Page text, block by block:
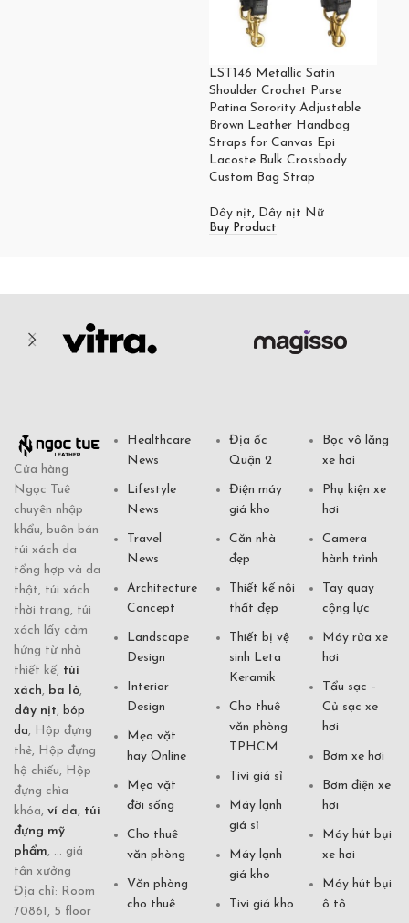
LST146 Metallic Satin
Shoulder Crochet Purse
Patina Sorority Adjustable
Brown Leather Handbag
Straps for Canvas Epi
Lacoste Bulk Crossbody
Custom Bag Strap
Dây nịt, Dây nịt Nữ
Buy Product
Cửa hàng
Ngọc Tuê
chuyên nhập
khẩu, buôn bán
túi xách da
tổng hợp và da
thật, túi xách
thời trang, túi
xách lấy cảm
hứng từ nhà
thiết kế, túi
xách, ba lô,
dây nịt, bóp
da, Hộp đựng
thẻ, Hộp đựng
hộ chiếu, Hộp
đựng chìa
khóa, ví da, túi
đựng mỹ
phẩm, ... giá
tận xưởng
Địa chỉ: Room
70861, 5 floor
Healthcare
News
Lifestyle
News
Travel
News
Architecture
Concept
Landscape
Design
Interior
Design
Mẹo vặt
hay Online
Mẹo vặt
đời sống
Cho thuê
văn phòng
Văn phòng
cho thuê
Địa ốc
Quận 2
Điện máy
giá kho
Căn nhà
đẹp
Thiết kế nội
thất đẹp
Thiết bị vệ
sinh Leta
Keramik
Cho thuê
văn phòng
TPHCM
Tivi giá sỉ
Máy lạnh
giá sỉ
Máy lạnh
giá kho
Tivi giá kho
Bọc vô lăng
xe hơi
Phụ kiện xe
hơi
Camera
hành trình
Tay quay
cộng lực
Máy rửa xe
hơi
Tẩu sạc –
Củ sạc xe
hơi
Bơm xe hơi
Bơm điện xe
hơi
Máy hút bụi
xe hơi
Máy hút bụi
ô tô